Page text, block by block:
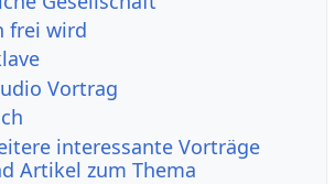
frei wird
Vortrag
interessante Vorträge
Artikel zum Thema